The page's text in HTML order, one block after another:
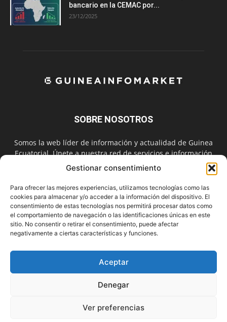
Gestionar consentimiento
Para ofrecer las mejores experiencias, utilizamos tecnologías como las
cookies para almacenar y/o acceder a la información del dispositivo. El
consentimiento de estas tecnologías nos permitirá procesar datos como
el comportamiento de navegación o las identificaciones únicas en este
sitio. No consentir o retirar el consentimiento, puede afectar
negativamente a ciertas características y funciones.
Aceptar
Denegar
Ver preferencias
bancario en la CEMAC por...
23/12/2025
SOBRE NOSOTROS
Somos la web líder de información y actualidad de Guinea
Ecuatorial. Únete a nuestra red de servicios e información
digital también en las redes sociales.
Contáctanos:info@guineainfomarket.com
SÍGUENOS
Asóciate